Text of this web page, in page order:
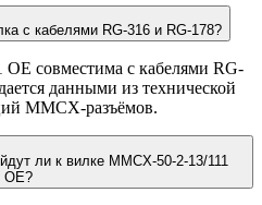
с кабелями RG-316 и RG-178?
совместима с кабелями RG-
данными из технической
MMCX-разъёмов.
OE?